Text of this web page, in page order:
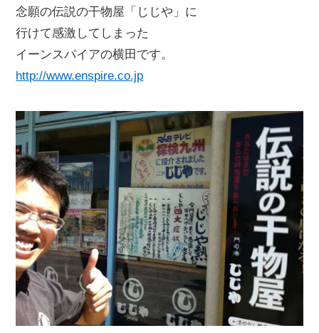
念願の伝説の干物屋「じじや」に
行けて感激してしまった
イーンスパイアの横田です。
http://www.enspire.co.jp